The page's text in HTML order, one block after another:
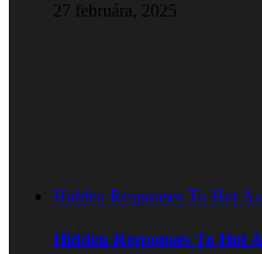
27 februára, 2025
Hidden Responses To Hot
Hidden Responses To Hot